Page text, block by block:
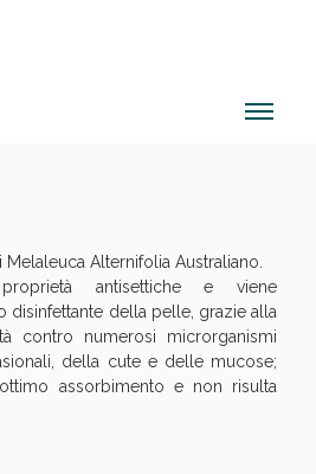
Alternifolia Australiano.
antisettiche e viene
disinfettante della pelle, grazie alla
contro numerosi microrganismi
della cute e delle mucose;
assorbimento e non risulta
Sconti fino al 45% oggi!